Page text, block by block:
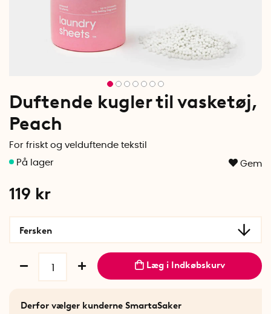
Duftende kugler til vasketøj,
Peach
For friskt og velduftende tekstil
Gem
119 kr
Fersken
Læg i Indkøbskurv
Derfor vælger kunderne SmartaSaker